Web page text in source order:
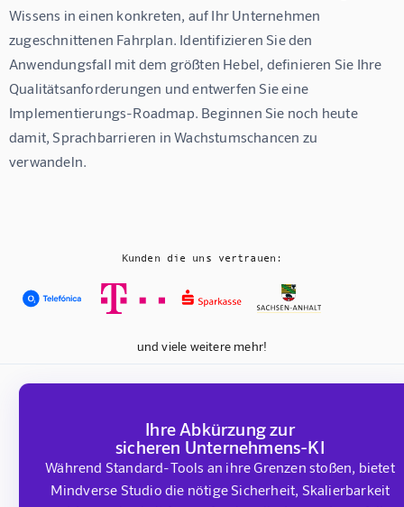
Wissens in einen konkreten, auf Ihr Unternehmen
zugeschnittenen Fahrplan. Identifizieren Sie den
Anwendungsfall mit dem größten Hebel, definieren Sie Ihre
Qualitätsanforderungen und entwerfen Sie eine
Implementierungs-Roadmap. Beginnen Sie noch heute
damit, Sprachbarrieren in Wachstumschancen zu
verwandeln.
Kunden die uns vertrauen:
und viele weitere mehr!
Ihre Abkürzung zur
sicheren Unternehmens-KI
Während Standard-Tools an ihre Grenzen stoßen, bietet
Mindverse Studio die nötige Sicherheit, Skalierbarkeit